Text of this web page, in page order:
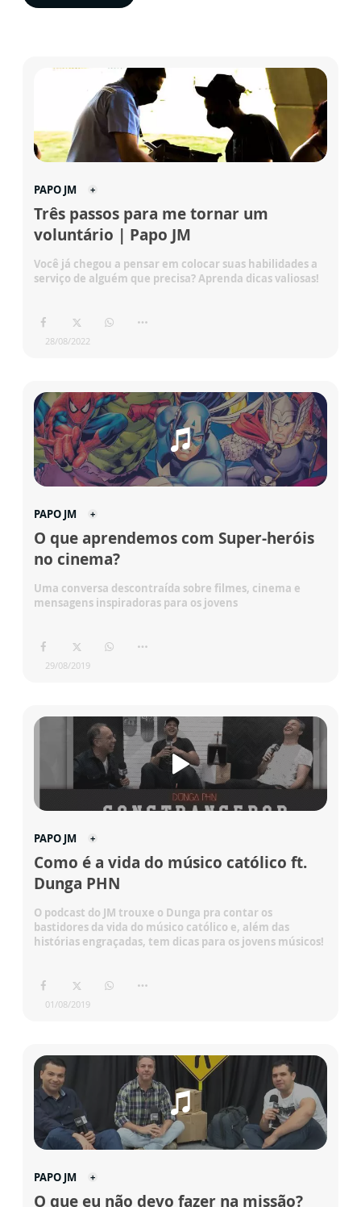
PAPO JM
Três passos para me tornar um
voluntário | Papo JM
Você já chegou a pensar em colocar suas habilidades a
serviço de alguém que precisa? Aprenda dicas valiosas!
28/08/2022
PAPO JM
O que aprendemos com Super-heróis
no cinema?
Uma conversa descontraída sobre filmes, cinema e
mensagens inspiradoras para os jovens
29/08/2019
PAPO JM
Como é a vida do músico católico ft.
Dunga PHN
O podcast do JM trouxe o Dunga pra contar os
bastidores da vida do músico católico e, além das
histórias engraçadas, tem dicas para os jovens músicos!
01/08/2019
PAPO JM
O que eu não devo fazer na missão?